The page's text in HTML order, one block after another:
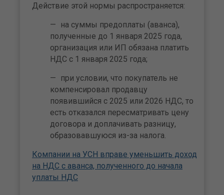
Действие этой нормы распространяется:
на суммы предоплаты (аванса),
полученные до 1 января 2025 года,
организация или ИП обязана платить
НДС с 1 января 2025 года;
при условии, что покупатель не
компенсировал продавцу
появившийся с 2025 или 2026 НДС, то
есть отказался пересматривать цену
договора и доплачивать разницу,
образовавшуюся из-за налога.
Компании на УСН вправе уменьшить доход
на НДС с аванса, полученного до начала
уплаты НДС